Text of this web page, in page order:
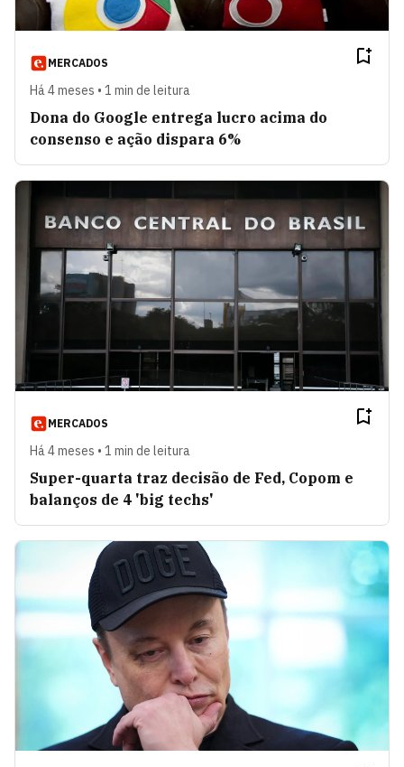
MERCADOS
Há 4 meses • 1 min de leitura
Dona do Google entrega lucro acima do
consenso e ação dispara 6%
MERCADOS
Há 4 meses • 1 min de leitura
Super-quarta traz decisão de Fed, Copom e
balanços de 4 'big techs'